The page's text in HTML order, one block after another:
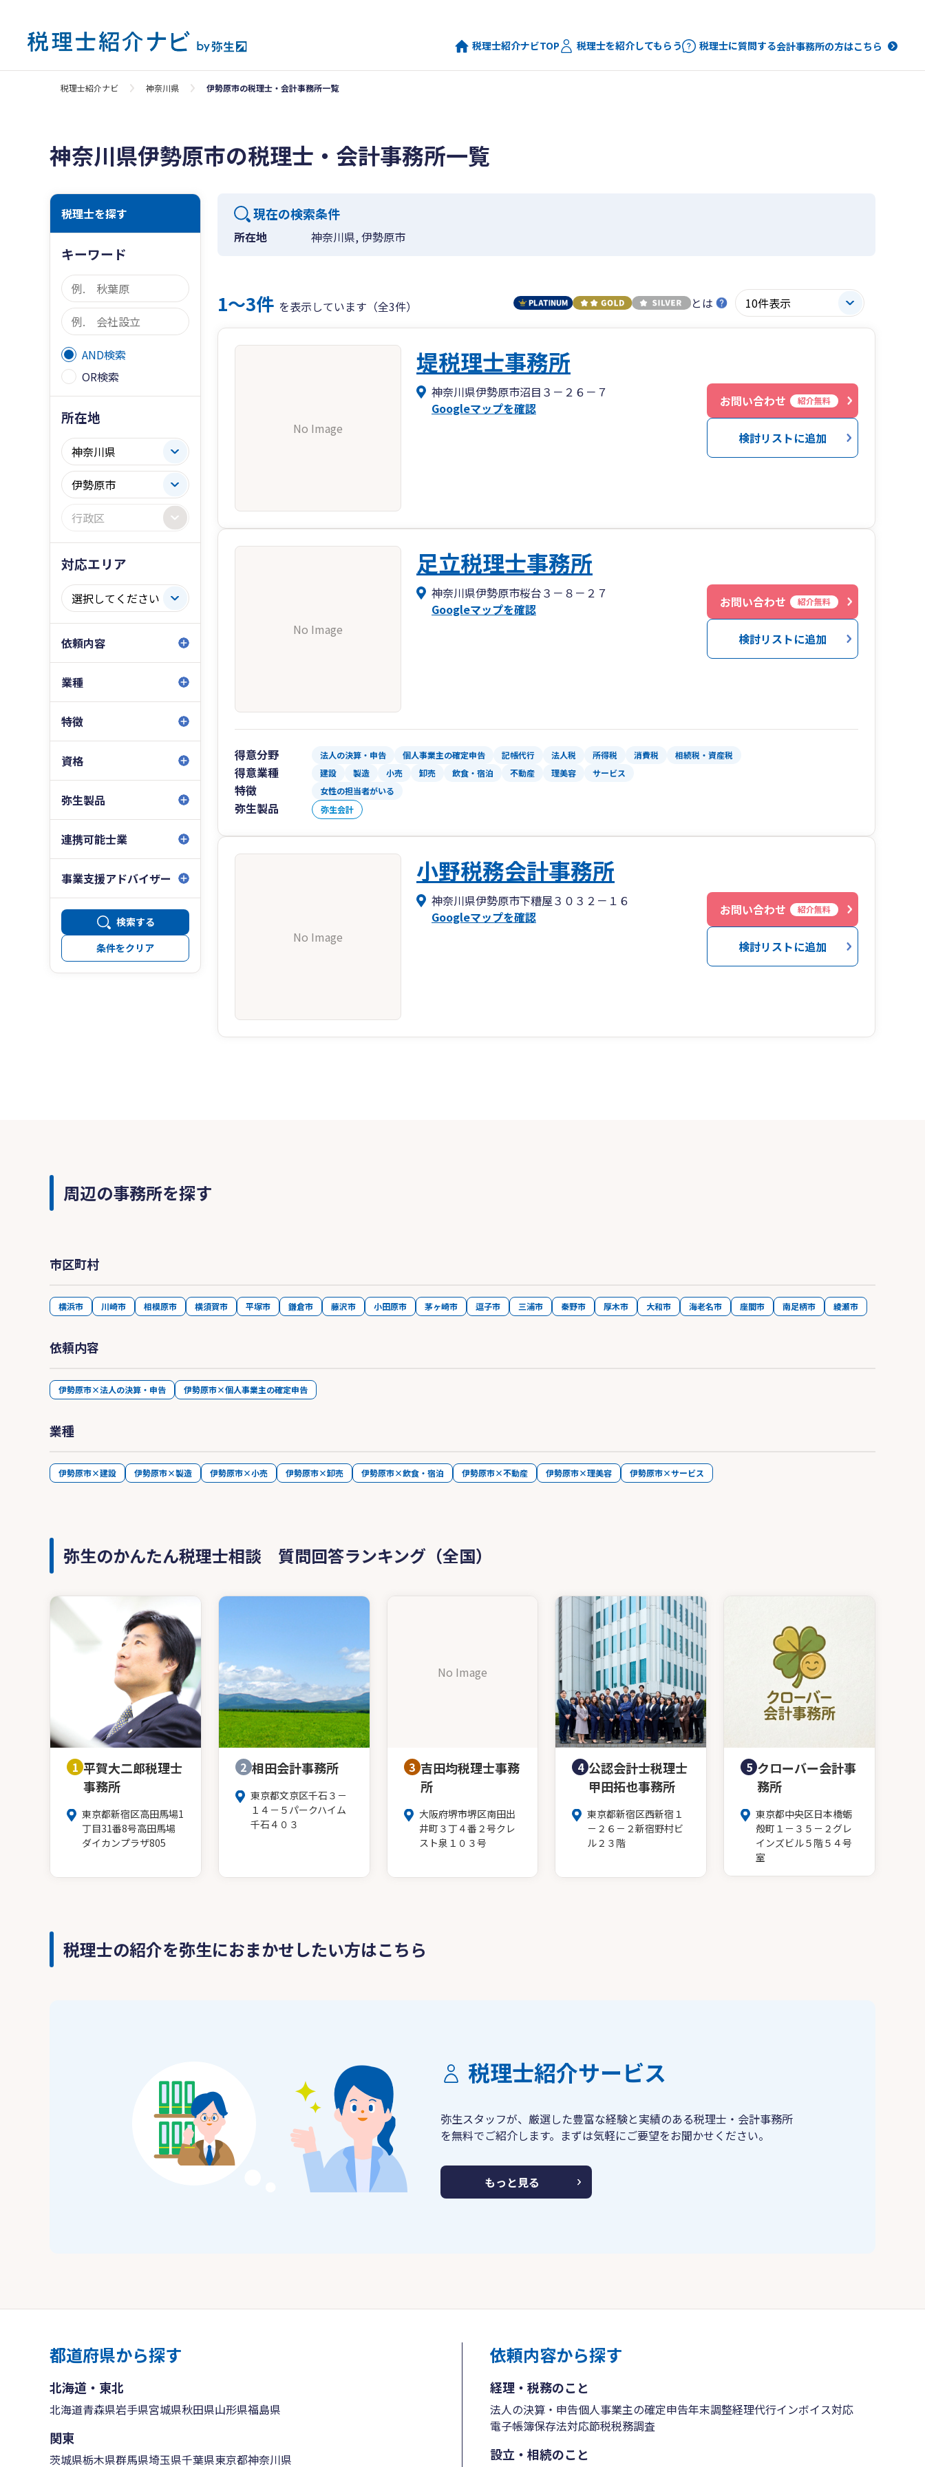
税理士紹介ナビTOP 税理士を紹介してもらう 税理士に質問する会計事務所の方はこちら
税理士紹介ナビ 神奈川県 伊勢原市の税理士・会計事務所一覧
神奈川県伊勢原市の税理士・会計事務所一覧
税理士を探す
キーワード
AND検索
OR検索
所在地
対応エリア
依頼内容
業種
特徴
資格
弥生製品
連携可能士業
事業支援アドバイザー
検索する
条件をクリア
現在の検索条件
所在地 神奈川県, 伊勢原市
1〜3件 を表示しています（全3件） とは
No Image
堤税理士事務所
神奈川県伊勢原市沼目３－２６－７
Googleマップを確認
お問い合わせ 紹介無料
検討リストに追加
No Image
足立税理士事務所
神奈川県伊勢原市桜台３－８－２７
Googleマップを確認
お問い合わせ 紹介無料
検討リストに追加
得意分野 法人の決算・申告 個人事業主の確定申告 記帳代行 法人税 所得税 消費税 相続税・資産税
得意業種 建設 製造 小売 卸売 飲食・宿泊 不動産 理美容 サービス
特徴 女性の担当者がいる
弥生製品 弥生会計
No Image
小野税務会計事務所
神奈川県伊勢原市下糟屋３０３２－１６
Googleマップを確認
お問い合わせ 紹介無料
検討リストに追加
周辺の事務所を探す
市区町村
横浜市 川崎市 相模原市 横須賀市 平塚市 鎌倉市 藤沢市 小田原市 茅ヶ崎市 逗子市 三浦市 秦野市 厚木市 大和市 海老名市 座間市 南足柄市 綾瀬市
依頼内容
伊勢原市×法人の決算・申告 伊勢原市×個人事業主の確定申告
業種
伊勢原市×建設 伊勢原市×製造 伊勢原市×小売 伊勢原市×卸売 伊勢原市×飲食・宿泊 伊勢原市×不動産 伊勢原市×理美容 伊勢原市×サービス
弥生のかんたん税理士相談 質問回答ランキング（全国）
1 平賀大二郎税理士
事務所
東京都新宿区高田馬場1
丁目31番8号高田馬場
ダイカンプラザ805
2 相田会計事務所
東京都文京区千石３－
１４－５パークハイム
千石４０３
No Image
3 吉田均税理士事務
所
大阪府堺市堺区南田出
井町３丁４番２号クレ
スト泉１０３号
4 公認会計士税理士
甲田拓也事務所
東京都新宿区西新宿１
－２６－２新宿野村ビ
ル２３階
5 クローバー会計事
務所
東京都中央区日本橋蛎
殻町１－３５－２グレ
インズビル５階５４号
室
税理士の紹介を弥生におまかせしたい方はこちら
税理士紹介サービス
弥生スタッフが、厳選した豊富な経験と実績のある税理士・会計事務所
を無料でご紹介します。まずは気軽にご要望をお聞かせください。
もっと見る
都道府県から探す
北海道・東北
北海道青森県岩手県宮城県秋田県山形県福島県
関東
茨城県栃木県群馬県埼玉県千葉県東京都神奈川県
依頼内容から探す
経理・税務のこと
法人の決算・申告個人事業主の確定申告年末調整経理代行インボイス対応
電子帳簿保存法対応節税税務調査
設立・相続のこと